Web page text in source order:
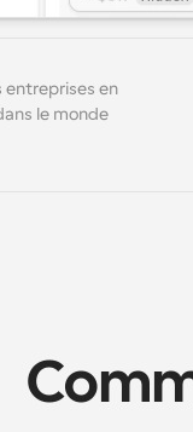
entreprises en
le monde